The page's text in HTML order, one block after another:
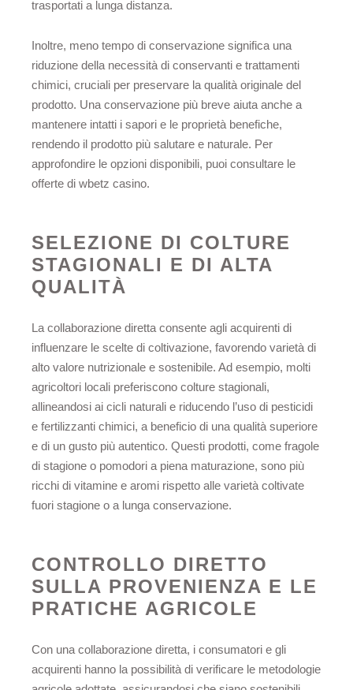
trasportati a lunga distanza.
Inoltre, meno tempo di conservazione significa una
riduzione della necessità di conservanti e trattamenti
chimici, cruciali per preservare la qualità originale del
prodotto. Una conservazione più breve aiuta anche a
mantenere intatti i sapori e le proprietà benefiche,
rendendo il prodotto più salutare e naturale. Per
approfondire le opzioni disponibili, puoi consultare le
offerte di wbetz casino.
SELEZIONE DI COLTURE
STAGIONALI E DI ALTA
QUALITÀ
La collaborazione diretta consente agli acquirenti di
influenzare le scelte di coltivazione, favorendo varietà di
alto valore nutrizionale e sostenibile. Ad esempio, molti
agricoltori locali preferiscono colture stagionali,
allineandosi ai cicli naturali e riducendo l’uso di pesticidi
e fertilizzanti chimici, a beneficio di una qualità superiore
e di un gusto più autentico. Questi prodotti, come fragole
di stagione o pomodori a piena maturazione, sono più
ricchi di vitamine e aromi rispetto alle varietà coltivate
fuori stagione o a lunga conservazione.
CONTROLLO DIRETTO
SULLA PROVENIENZA E LE
PRATICHE AGRICOLE
Con una collaborazione diretta, i consumatori e gli
acquirenti hanno la possibilità di verificare le metodologie